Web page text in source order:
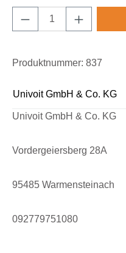
Produkt Anzahl:
Produktnummer: 837
Univoit GmbH & Co. KG
Univoit GmbH & Co. KG
Vordergeiersberg 28A
95485 Warmensteinach
092779751080